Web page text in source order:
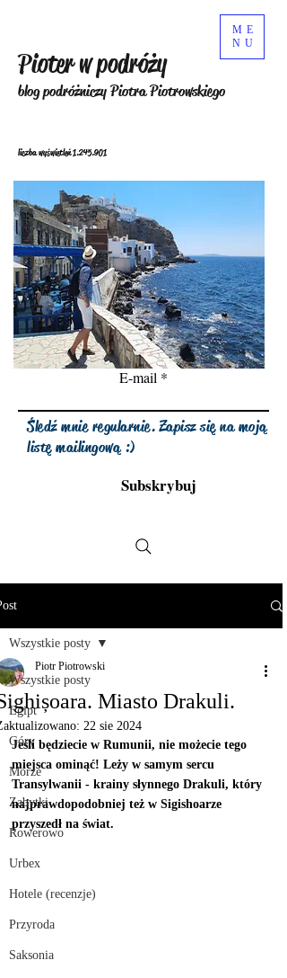
ME
NU
Pioter w podróży
blog podróżniczy Piotra Piotrowskiego
liczba wyświetleń1.245.901
E-mail
Śledź mnie regularnie. Zapisz się na moją
listę mailingową :)
Subskrybuj
Wszystkie posty
Egipt
Góry
Morze
Zabytki
Rowerowo
Urbex
Hotele (recenzje)
Przyroda
Saksonia
Wszystkie posty
Miasto Drakuli.
Piotr Piotrowski
22 sie 2024
Jeśli będziecie w Rumunii, nie możecie tego
miejsca ominąć! Leży w samym sercu
Transylwanii - krainy słynnego Drakuli, który
najprawdopodobniej też w Sigishoarze
przyszedł na świat.